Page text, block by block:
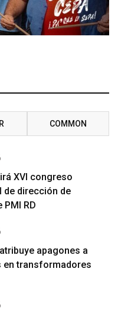
COMMON
XVI congreso
de dirección de
RD
apagones a
en transformadores